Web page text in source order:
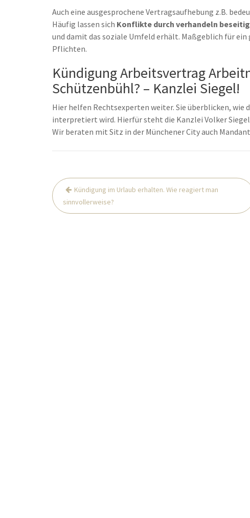
Auch eine ausgesprochene Vertragsaufhebung z.B.
Häufig lassen sich Konflikte durch verhandeln
und damit das soziale Umfeld erhält. Maßgeblich für
Pflichten.
Kündigung Arbeitsvertrag
Schützenbühl? – Kanzlei Siegel!
Hier helfen Rechtsexperten weiter. Sie überblicken,
interpretiert wird. Hierfür steht die Kanzlei Volker
Wir beraten mit Sitz in der Münchener City auch
Beitrags-
Navigation
Kündigung im Urlaub erhalten. Wie reagiert man
sinnvollerweise?